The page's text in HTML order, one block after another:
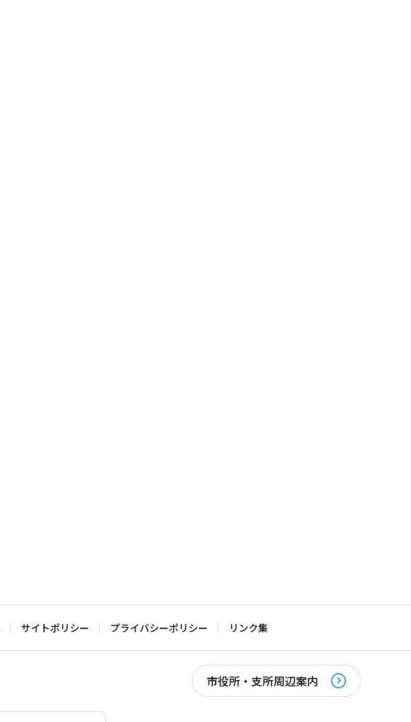
サイトポリシー プライバシーポリシー リンク集
市役所・支所周辺案内